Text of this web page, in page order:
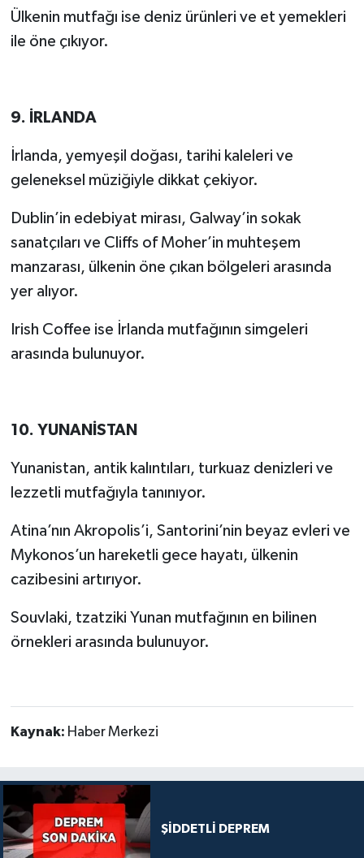
Ülkenin mutfağı ise deniz ürünleri ve et yemekleri
ile öne çıkıyor.
9. İRLANDA
İrlanda, yemyeşil doğası, tarihi kaleleri ve
geleneksel müziğiyle dikkat çekiyor.
Dublin’in edebiyat mirası, Galway’in sokak
sanatçıları ve Cliffs of Moher’in muhteşem
manzarası, ülkenin öne çıkan bölgeleri arasında
yer alıyor.
Irish Coffee ise İrlanda mutfağının simgeleri
arasında bulunuyor.
10. YUNANİSTAN
Yunanistan, antik kalıntıları, turkuaz denizleri ve
lezzetli mutfağıyla tanınıyor.
Atina’nın Akropolis’i, Santorini’nin beyaz evleri ve
Mykonos’un hareketli gece hayatı, ülkenin
cazibesini artırıyor.
Souvlaki, tzatziki Yunan mutfağının en bilinen
örnekleri arasında bulunuyor.
Kaynak: Haber Merkezi
ŞİDDETLİ DEPREM